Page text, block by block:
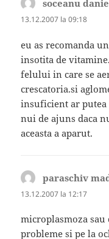
soceanu
13.12.2007 la 09:18
eu as recomanda
insotita de
felului in care se
crescatoria.si
insuficient ar
nui de ajuns daca
aceasta a aparut.
paraschiv
13.12.2007 la 12:17
microplasmoza
probleme si pe la